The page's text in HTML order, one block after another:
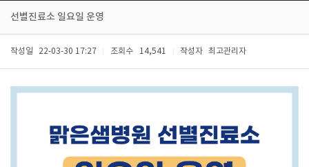
선별진료소 일요일 운영
작성일 22-03-30 17:27 조회수 14,541 작성자 최고관리자